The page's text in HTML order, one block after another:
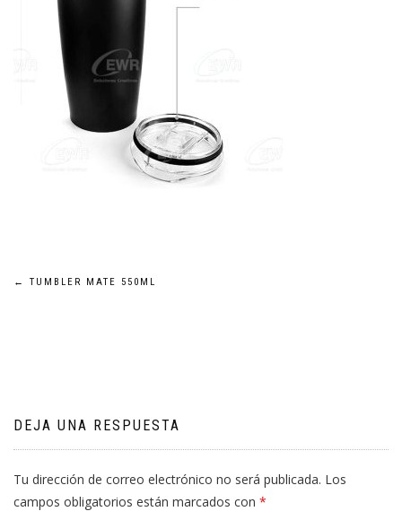
Navegación
← TUMBLER MATE 550ML
DEJA UNA RESPUESTA
Tu dirección de correo electrónico no será publicada. Los
campos obligatorios están marcados con *